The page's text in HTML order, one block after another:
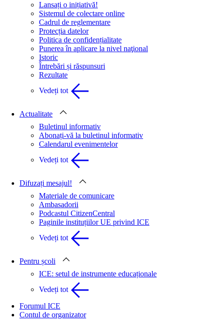
Lansați o inițiativă!
Sistemul de colectare online
Cadrul de reglementare
Protecția datelor
Politica de confidențialitate
Punerea în aplicare la nivel naţional
Istoric
Întrebări și răspunsuri
Rezultate
Vedeți tot
Actualitate
Buletinul informativ
Abonați-vă la buletinul informativ
Calendarul evenimentelor
Vedeți tot
Difuzați mesajul!
Materiale de comunicare
Ambasadorii
Podcastul CitizenCentral
Paginile instituțiilor UE privind ICE
Vedeți tot
Pentru școli
ICE: setul de instrumente educaționale
Vedeți tot
Forumul ICE
Contul de organizator